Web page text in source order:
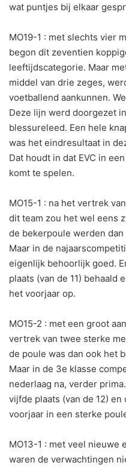
wat puntjes bij elkaar
MO19-1 : met slechts vier
begon dit zeventien
leeftijdscategorie. Maar
middel van drie zeges,
voetballend aankunnen.
Deze lijn werd doorgezet
blessureleed. Een hele
was het eindresultaat in
Dat houdt in dat EVC in
komt te spelen.
MO15-1 : na het vertrek
dit team zou het wel eens
de bekerpoule werden
Maar in de
eigenlijk behoorlijk goed.
plaats (van de 11) behaald
het voorjaar op.
MO15-2 : met een groot
vertrek van twee sterke
de poule was dan ook het
Maar in de 3e klasse
nederlaag na, verder
vijfde plaats (van de 12) en
voorjaar in een sterke
MO13-1 : met veel nieuwe
waren de verwachtingen